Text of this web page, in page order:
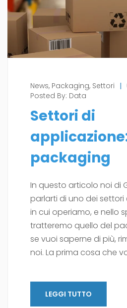
News, Packaging, Settori |
Posted By: Data
Settori di
packaging
In questo articolo noi di
parlarti di uno dei
in cui operiamo, e nello
tratteremo quello del
se vuoi saperne di più,
noi. La prima cosa che
LEGGI TUTTO